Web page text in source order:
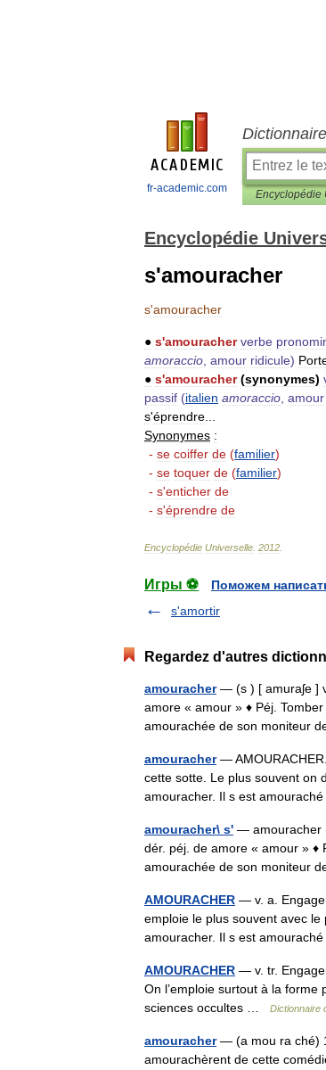
fr-academic.com
Encyclopédie
s'amouracher
s'amouracher
● s'amouracher verbe
amoraccio amour ridicule)
● s'amouracher(synonymes)
passif (italien amoraccio amour
s'éprendre
Synonymes :
- se coiffer de (familier)
- se toquer de (familier)
- s'enticher de
- s'éprendre de
Encyclopédie Universelle 2012
Игры ⚽
Поможем
s'amortir
Regardez d'autres
amouracher— (s ) [ amuraʃe ]
amore « amour » ♦ Péj.
amourachée de son moniteur
amouracher—
cette sotte. Le plus souvent on
amouracher. Il s est
amouracher\ s' — amouracher
dér. péj. de amore « amour » ♦
amourachée de son moniteur
AMOURACHER — v. a.
emploie le plus souvent avec
amouracher. Il s est
AMOURACHER — v. tr.
On l’emploie surtout à la forme
sciences occultes …
Dictionnaire
amouracher— (a mou ra ché)
amourachèrent de cette